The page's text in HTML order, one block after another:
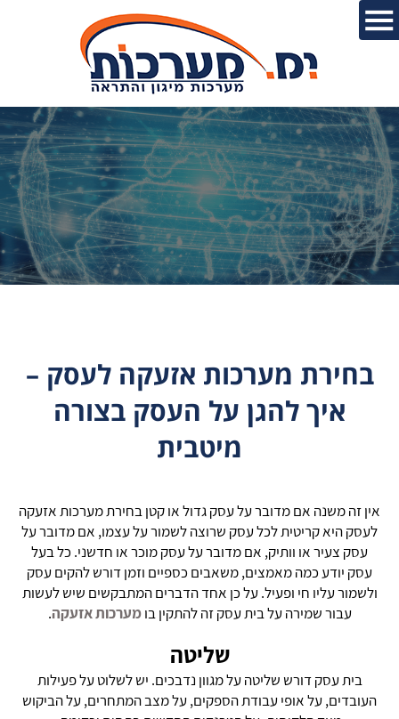
בחירת מערכות אזעקה לעסק –
איך להגן על העסק בצורה
מיטבית
אין זה משנה אם מדובר על עסק גדול או קטן בחירת מערכות אזעקה
לעסק היא קריטית לכל עסק שרוצה לשמור על עצמו, אם מדובר על
עסק צעיר או וותיק, אם מדובר על עסק מוכר או חדשני. כל בעל
עסק יודע כמה מאמצים, משאבים כספיים וזמן דורש להקים עסק
ולשמור עליו חי ופעיל. על כן אחד הדברים המתבקשים שיש לעשות
עבור שמירה על בית עסק זה להתקין בומערכות אזעקה.
שליטה
בית עסק דורש שליטה על מגוון נדבכים. יש לשלוט על פעילות
העובדים, על אופי עבודת הספקים, על מצב המתחרים, על הביקוש